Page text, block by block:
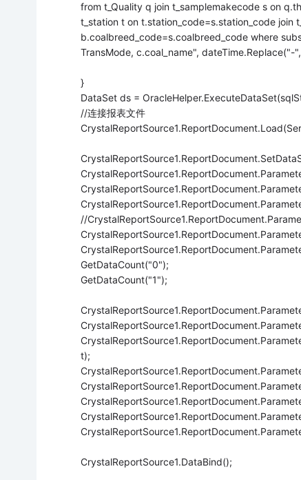
from t_Quality q join t_samplemakecode s on
t_station t on t.station_code=s.station_code join
b.coalbreed_code=s.coalbreed_code where
TransMode, c.coal_name", dateTime.Replace("-
}
DataSet ds =
//连接报表文件
//
GetDataCount("0");
GetDataCount("1");
t);
CrystalReportSource1.DataBind();